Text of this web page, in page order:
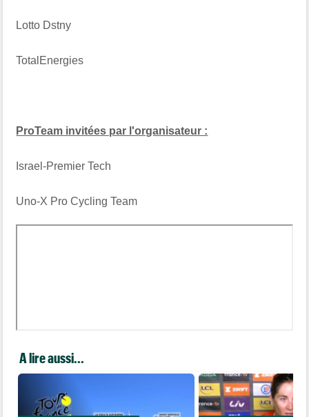
Lotto Dstny
TotalEnergies
ProTeam invitées par l'organisateur :
Israel-Premier Tech
Uno-X Pro Cycling Team
A lire aussi...